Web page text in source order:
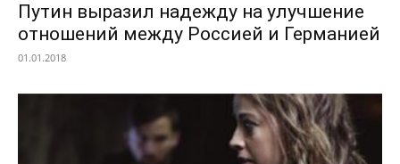
Путин выразил надежду на улучшение
отношений между Россией и Германией
01.01.2018